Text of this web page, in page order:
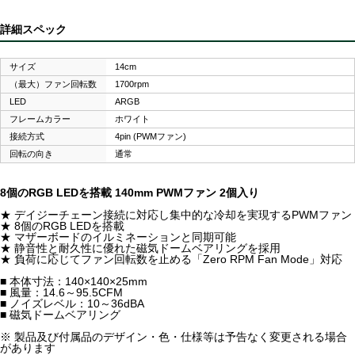
詳細スペック
サイズ
14cm
（最大）ファン回転数
1700rpm
LED
ARGB
フレームカラー
ホワイト
接続方式
4pin (PWMファン)
回転の向き
通常
8個のRGB LEDを搭載 140mm PWMファン 2個入り
★ デイジーチェーン接続に対応し集中的な冷却を実現するPWMファン
★ 8個のRGB LEDを搭載
★ マザーボードのイルミネーションと同期可能
★ 静音性と耐久性に優れた磁気ドームベアリングを採用
★ 負荷に応じてファン回転数を止める「Zero RPM Fan Mode」対応
■ 本体寸法：140×140×25mm
■ 風量：14.6～95.5CFM
■ ノイズレベル：10～36dBA
■ 磁気ドームベアリング
※ 製品及び付属品のデザイン・色・仕様等は予告なく変更される場合
があります